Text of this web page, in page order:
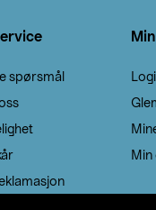
spørsmål